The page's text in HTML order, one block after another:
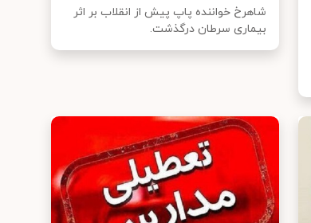
شاهرخ خواننده پاپ پیش از انقلاب بر اثر
بیماری سرطان درگذشت.